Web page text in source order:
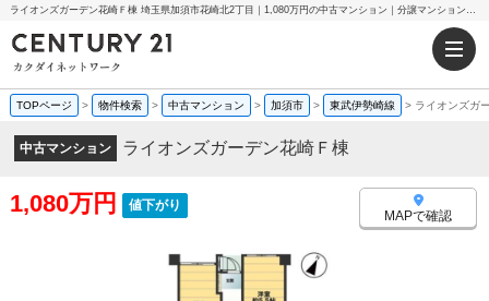
ライオンズガーデン花崎Ｆ棟 埼玉県加須市花崎北2丁目｜1,080万円の中古マンション｜分譲マンション情報｜センチュリー21カクダイネットワーク
TOPページ > 物件検索 > 中古マンション > 加須市 > 東武伊勢崎線 > ライオンズガ
中古マンション ライオンズガーデン花崎Ｆ棟
1,080万円 値下がり
MAPで確認